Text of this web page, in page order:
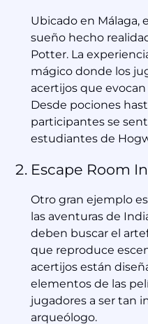
Ubicado en Málaga,
sueño hecho
Potter. La
mágico donde los
acertijos que
Desde pociones
participantes se
estudiantes de
Escape Room
Otro gran ejemplo
las aventuras de
deben buscar el
que reproduce
acertijos están
elementos de las
jugadores a ser tan
arqueólogo.